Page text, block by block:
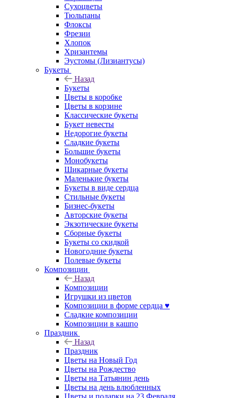
Сухоцветы
Тюльпаны
Флоксы
Фрезии
Хлопок
Хризантемы
Эустомы (Лизиантусы)
Букеты
Назад
Букеты
Цветы в коробке
Цветы в корзине
Классические букеты
Букет невесты
Недорогие букеты
Сладкие букеты
Большие букеты
Монобукеты
Шикарные букеты
Маленькие букеты
Букеты в виде сердца
Стильные букеты
Бизнес-букеты
Авторские букеты
Экзотические букеты
Сборные букеты
Букеты со скидкой
Новогодние букеты
Полевые букеты
Композиции
Назад
Композиции
Игрушки из цветов
Композиции в форме сердца ♥
Сладкие композиции
Композиции в кашпо
Праздник
Назад
Праздник
Цветы на Новый Год
Цветы на Рождество
Цветы на Татьянин день
Цветы на день влюбленных
Цветы и подарки на 23 Февраля